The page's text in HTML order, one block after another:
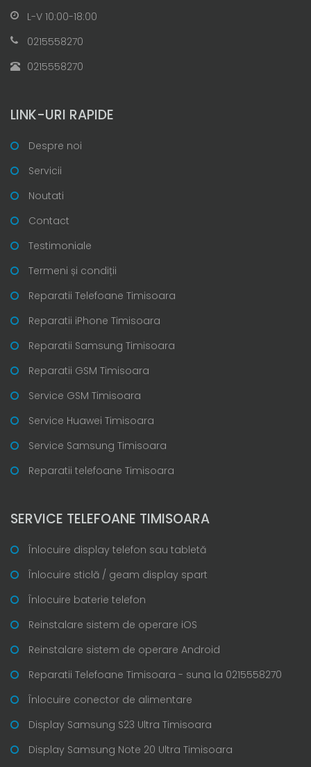
L-V 10:00-18:00
0215558270
0215558270
LINK-URI RAPIDE
Despre noi
Servicii
Noutati
Contact
Testimoniale
Termeni și condiții
Reparatii Telefoane Timisoara
Reparatii iPhone Timisoara
Reparatii Samsung Timisoara
Reparatii GSM Timisoara
Service GSM Timisoara
Service Huawei Timisoara
Service Samsung Timisoara
Reparatii telefoane Timisoara
SERVICE TELEFOANE TIMISOARA
Înlocuire display telefon sau tabletă
Înlocuire sticlă / geam display spart
Înlocuire baterie telefon
Reinstalare sistem de operare iOS
Reinstalare sistem de operare Android
Reparatii Telefoane Timisoara - suna la 0215558270
Înlocuire conector de alimentare
Display Samsung S23 Ultra Timisoara
Display Samsung Note 20 Ultra Timisoara